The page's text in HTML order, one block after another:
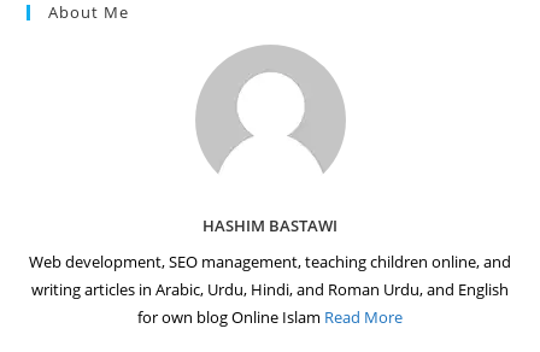
About Me
HASHIM BASTAWI
Web development, SEO management, teaching children online, and
writing articles in Arabic, Urdu, Hindi, and Roman Urdu, and English
for own blog Online Islam Read More